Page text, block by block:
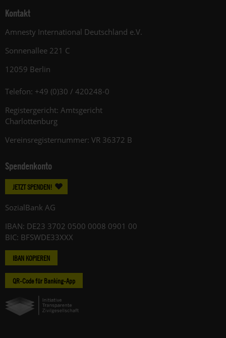
Kontakt
Amnesty International Deutschland e.V.
Sonnenallee 221 C
12059 Berlin
Telefon: +49 (0)30 / 420248-0
Registergericht: Amtsgericht
Charlottenburg
Vereinsregisternummer: VR 36372 B
Spendenkonto
JETZT SPENDEN!
SozialBank AG
IBAN: DE23 3702 0500 0008 0901 00
BIC: BFSWDE33XXX
IBAN KOPIEREN
QR-Code für Banking-App